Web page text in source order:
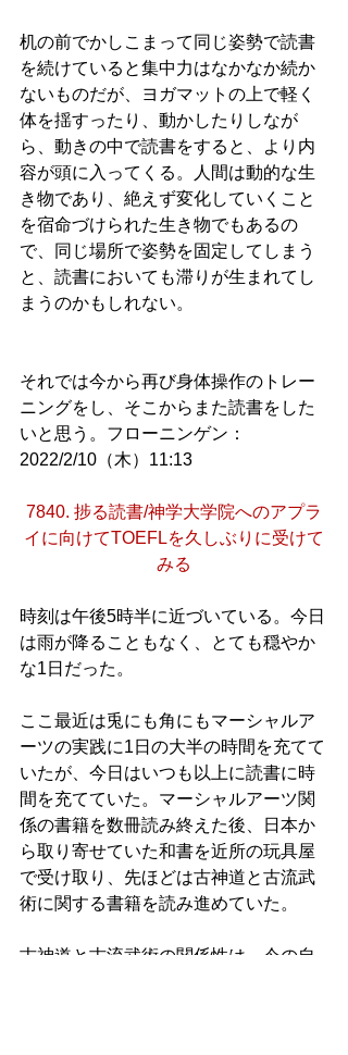
机の前でかしこまって同じ姿勢で読書
を続けていると集中力はなかなか続か
ないものだが、ヨガマットの上で軽く
体を揺すったり、動かしたりしなが
ら、動きの中で読書をすると、より内
容が頭に入ってくる。人間は動的な生
き物であり、絶えず変化していくこと
を宿命づけられた生き物でもあるの
で、同じ場所で姿勢を固定してしまう
と、読書においても滞りが生まれてし
まうのかもしれない。
それでは今から再び身体操作のトレー
ニングをし、そこからまた読書をした
いと思う。フローニンゲン：
2022/2/10（木）11:13
7840. 捗る読書/神学大学院へのアプラ
イに向けてTOEFLを久しぶりに受けて
みる
時刻は午後5時半に近づいている。今日
は雨が降ることもなく、とても穏やか
な1日だった。
ここ最近は兎にも角にもマーシャルア
ーツの実践に1日の大半の時間を充てて
いたが、今日はいつも以上に読書に時
間を充てていた。マーシャルアーツ関
係の書籍を数冊読み終えた後、日本か
ら取り寄せていた和書を近所の玩具屋
で受け取り、先ほどは古神道と古流武
術に関する書籍を読み進めていた。
古神道と古流武術の関係性は、今の自